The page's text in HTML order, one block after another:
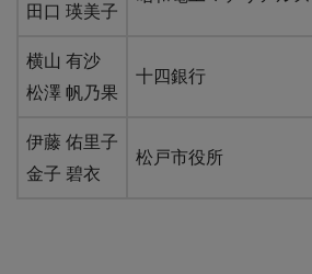
田口 瑛美子
横山 有沙
松澤 帆乃果
十四銀行
伊藤 佑里子
金子 碧衣
松戸市役所